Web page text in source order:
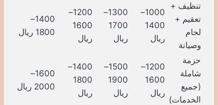
تنظيف +
تعقيم +
لحام
وصيانة
1000–
1400
ريال
1300–
1700
ريال
1200–
1600
ريال
1400–
1800 ريال
حزمة
شاملة
(جميع
الخدمات)
1200–
1600
ريال
1500–
1900
ريال
1400–
1800
ريال
1600–
2000 ريال